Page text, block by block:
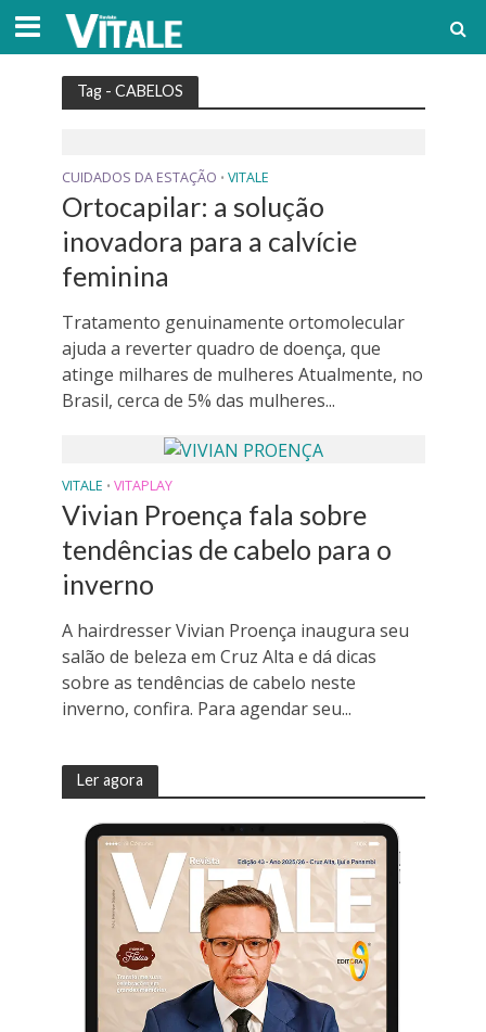
Tag - CABELOS
CUIDADOS DA ESTAÇÃO • VITALE
Ortocapilar: a solução
inovadora para a calvície
feminina
Tratamento genuinamente ortomolecular
ajuda a reverter quadro de doença, que
atinge milhares de mulheres Atualmente, no
Brasil, cerca de 5% das mulheres...
VITALE • VITAPLAY
Vivian Proença fala sobre
tendências de cabelo para o
inverno
A hairdresser Vivian Proença inaugura seu
salão de beleza em Cruz Alta e dá dicas
sobre as tendências de cabelo neste
inverno, confira. Para agendar seu...
Ler agora